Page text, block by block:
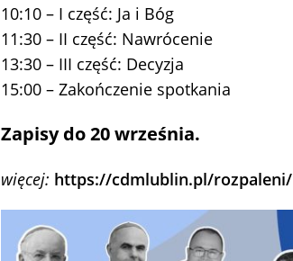
10:10 – I część: Ja i Bóg
11:30 – II część: Nawrócenie
13:30 – III część: Decyzja
15:00 – Zakończenie spotkania
Zapisy do 20 września.
więcej: https://cdmlublin.pl/rozpaleni/